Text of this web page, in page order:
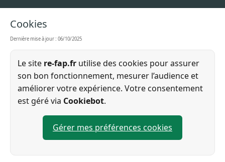
Cookies
Dernière mise à jour : 06/10/2025
Le site re-fap.fr utilise des cookies pour assurer
son bon fonctionnement, mesurer l’audience et
améliorer votre expérience. Votre consentement
est géré via Cookiebot.
Gérer mes préférences cookies